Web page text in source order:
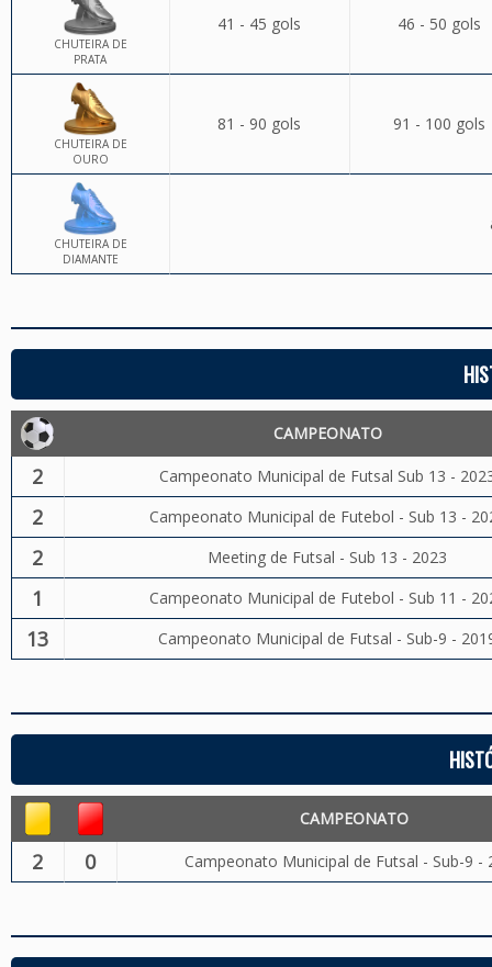
CHUTEIRA DE
PRATA
41 - 45 gols 46 - 50 gols
CHUTEIRA DE
OURO
81 - 90 gols 91 - 100 gols
CHUTEIRA DE
DIAMANTE
CAMPEONATO
2 Campeonato Municipal de Futsal Sub 13 -
2 Campeonato Municipal de Futebol - Sub 13 -
2 Meeting de Futsal - Sub 13 - 2023
1 Campeonato Municipal de Futebol - Sub 11 -
13 Campeonato Municipal de Futsal - Sub-9 -
CAMPEONATO
2 0 Campeonato Municipal de Futsal - Sub-9 -